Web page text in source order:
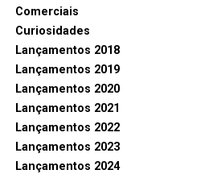
Comerciais
Curiosidades
Lançamentos 2018
Lançamentos 2019
Lançamentos 2020
Lançamentos 2021
Lançamentos 2022
Lançamentos 2023
Lançamentos 2024